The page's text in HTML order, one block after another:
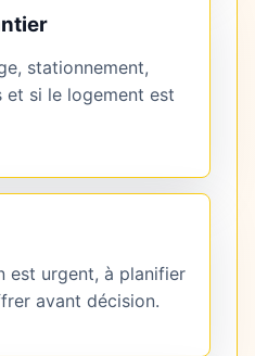
stationnement,
et si le logement est
est urgent, à planifier
avant décision.